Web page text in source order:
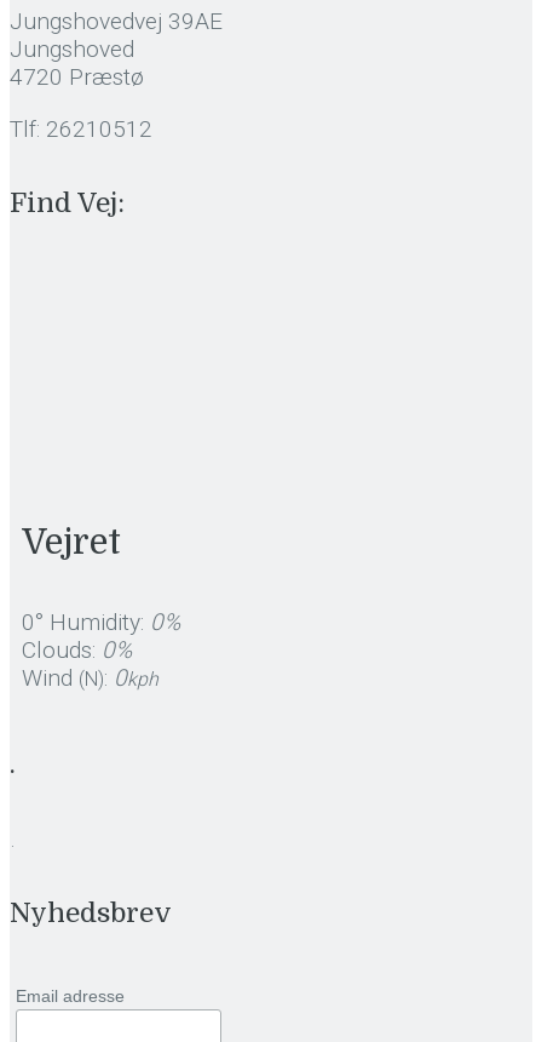
Jungshovedvej 39AE
Jungshoved
4720 Præstø
Tlf: 26210512
Find Vej:
Vejret
0° Humidity: 0%
Clouds: 0%
Wind (N): 0kph
.
.
Nyhedsbrev
Email adresse